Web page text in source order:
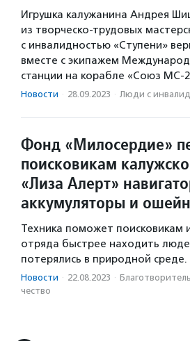
Игрушка калужанина Андрея
из творческо-трудовых
с инвалидностью «Ступени»
вместе с экипажем
станции на корабле «Союз МС-
Новости · 28.09.2023 · Люди с
Фонд «Милосердие»
поисковикам
«Лиза Алерт»
аккумуляторы и
Техника поможет поисковикам
отряда быстрее находить
потерялись в природной среде.
Новости · 22.08.2023 ·
чест­во